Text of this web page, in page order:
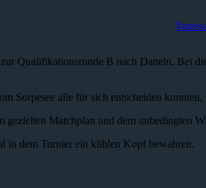
Qualifikationsrunde B nach Datteln. Bei
Sorpesee alle für sich entscheiden
Matchplan und dem unbedingten
in dem Turnier ein kühlen Kopf bewahren.